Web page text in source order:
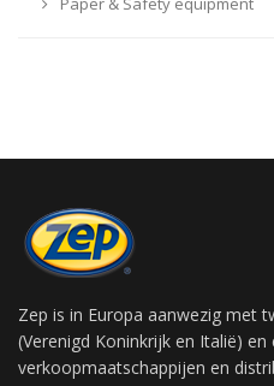
Zep is in Europa aanwezig met
(Verenigd Koninkrijk en Italië)
verkoopmaatschappijen en